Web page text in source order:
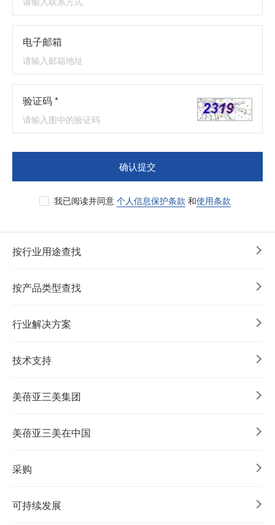
电子邮箱
验证码 *
确认提交
我已阅读并同意 个人信息保护条款 和使用条款
按行业用途查找
按产品类型查找
行业解决方案
技术支持
美蓓亚三美集团
美蓓亚三美在中国
采购
可持续发展